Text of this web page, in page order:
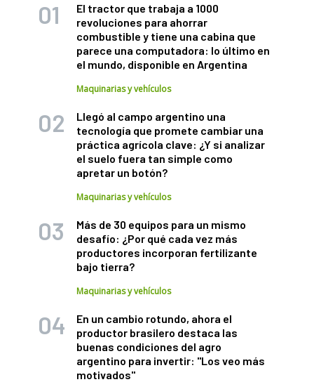
El tractor que trabaja a 1000
revoluciones para ahorrar
combustible y tiene una cabina que
parece una computadora: lo último en
el mundo, disponible en Argentina
Maquinarias y vehículos
Llegó al campo argentino una
tecnología que promete cambiar una
práctica agrícola clave: ¿Y si analizar
el suelo fuera tan simple como
apretar un botón?
Maquinarias y vehículos
Más de 30 equipos para un mismo
desafío: ¿Por qué cada vez más
productores incorporan fertilizante
bajo tierra?
Maquinarias y vehículos
En un cambio rotundo, ahora el
productor brasilero destaca las
buenas condiciones del agro
argentino para invertir: "Los veo más
motivados"